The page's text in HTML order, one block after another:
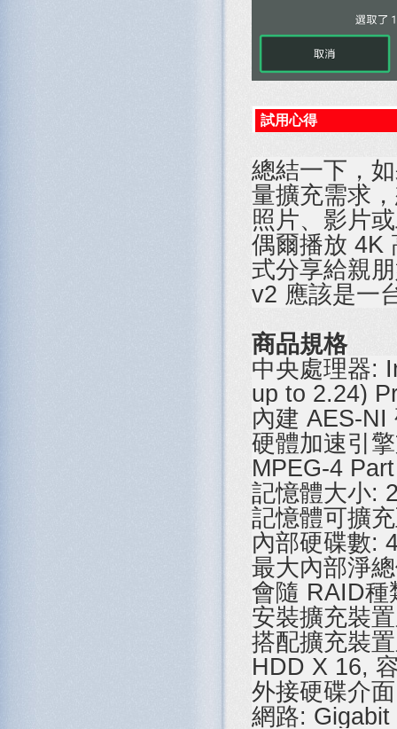
試用心得
總結一下，
量擴充需求
照片、影片
偶爾播放 4K
式分享給親
v2 應該是一
商品規格
中央處理器:
up to 2.24)
內建 AES-NI
硬體加速引
MPEG-4
記憶體大小:
記憶體可擴
內部硬碟數:
最大內部淨
會隨 RAID種
安裝擴充裝
搭配擴充裝
HDD X 16,
外接硬碟介
網路: